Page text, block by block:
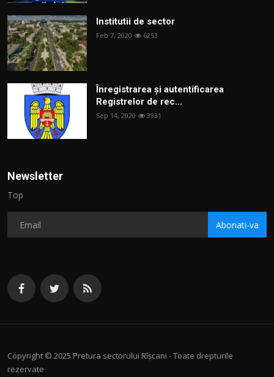
Institutii de sector
Feb 7, 2020 6253
Înregistrarea și autentificarea
Registrelor de rec...
Sep 14, 2020 3931
Newsletter
Top
Abonati-va
Copyright © 2025 Pretura sectorului Rîșcani - Toate drepturile
rezervate